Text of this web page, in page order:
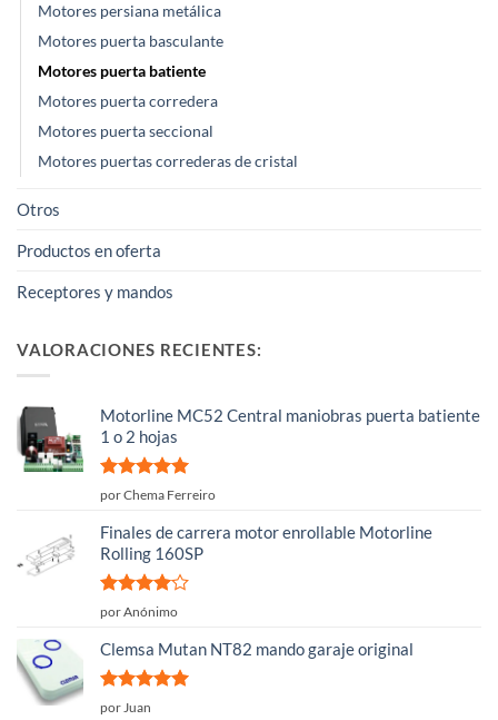
Motores persiana metálica
Motores puerta basculante
Motores puerta batiente
Motores puerta corredera
Motores puerta seccional
Motores puertas correderas de cristal
Otros
Productos en oferta
Receptores y mandos
VALORACIONES RECIENTES:
Motorline MC52 Central maniobras puerta batiente
1 o 2 hojas
Valorado
por Chema Ferreiro
Finales de carrera motor enrollable Motorline
Rolling 160SP
Valorado
5
por Anónimo
Clemsa Mutan NT82 mando garaje original
Valorado
por Juan